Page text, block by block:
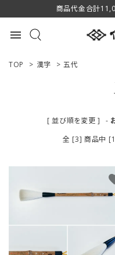
商品代金合計
menu
ACCOUNT MENU
商品一覧
私たちについて
TOP > 漢字 > 五代
[ 並び順を変更 ] -
全 [3] 商品中